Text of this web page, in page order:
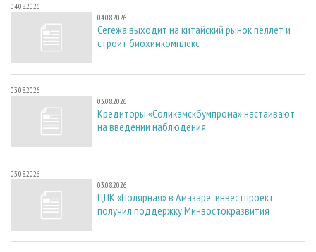
04.08.2026
04.08.2026
Сегежа выходит на китайский рынок пеллет и
строит биохимкомплекс
03.08.2026
03.08.2026
Кредиторы «Соликамскбумпрома» настаивают
на введении наблюдения
03.08.2026
03.08.2026
ЦПК «Полярная» в Амазаре: инвестпроект
получил поддержку Минвостокразвития